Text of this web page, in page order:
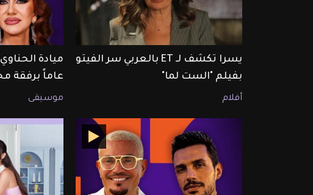
يسرا تكشف لـ ET بالعربي سر الفيتو
بفيلم "الست لما"
أفلام
عاماً برفقة
موسيقى